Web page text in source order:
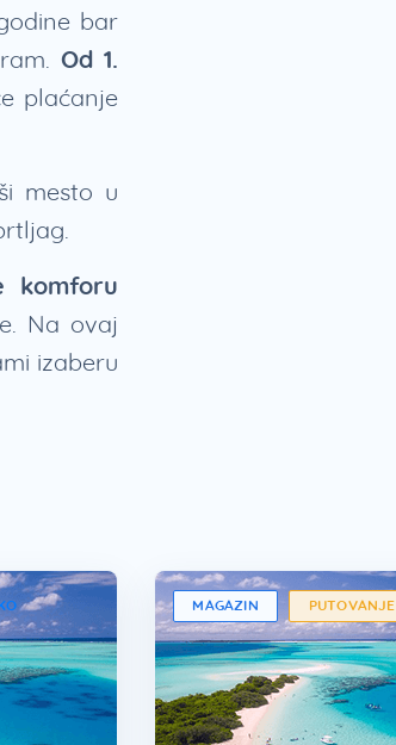
bar
Od 1.
plaćanje
mesto u
komforu
Na ovaj
izaberu
MAGAZIN PUTOVANJE